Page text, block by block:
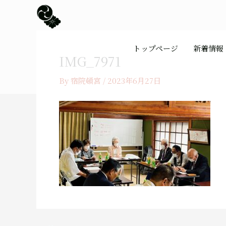
トップページ 新着情報
IMG_7971
By 宿院頓宮 / 2023年6月27日